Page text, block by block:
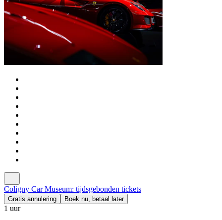
Coligny Car Museum: tijdsgebonden tickets
Gratis annulering Boek nu, betaal later
1 uur